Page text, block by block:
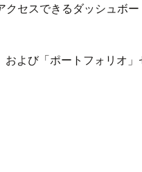
セスできるダッシュボー
よび「ポートフォリオ